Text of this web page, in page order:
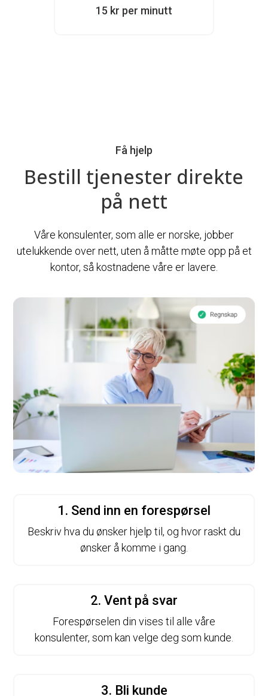
15 kr per minutt
Få hjelp
Bestill tjenester direkte
på nett
Våre konsulenter, som alle er norske, jobber
utelukkende over nett, uten å måtte møte opp på et
kontor, så kostnadene våre er lavere.
1. Send inn en forespørsel
Beskriv hva du ønsker hjelp til, og hvor raskt du
ønsker å komme i gang.
2. Vent på svar
Forespørselen din vises til alle våre
konsulenter, som kan velge deg som kunde.
3. Bli kunde